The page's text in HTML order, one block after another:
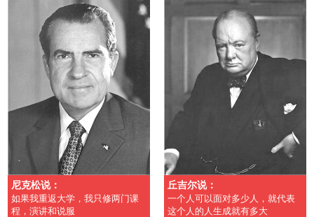
尼克松说：
如果我重返大学，我只修两门课
程，演讲和说服
丘吉尔说：
一个人可以面对多少人，就代表
这个人的人生成就有多大